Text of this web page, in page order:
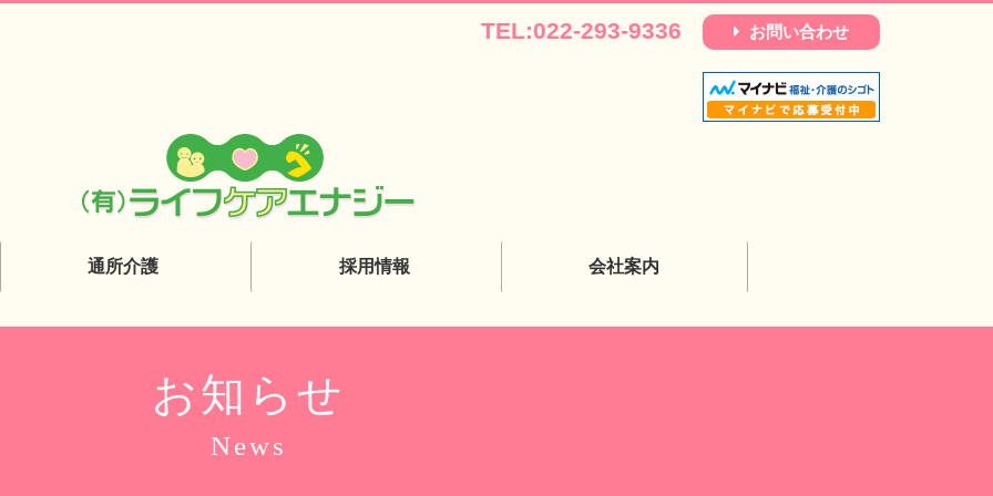
TEL:022-293-9336 お問い合わせ
通所介護
きらりデイサービスみやぎの
きらりデイサービスいわきり
採用情報 会社案内
お知らせ
News